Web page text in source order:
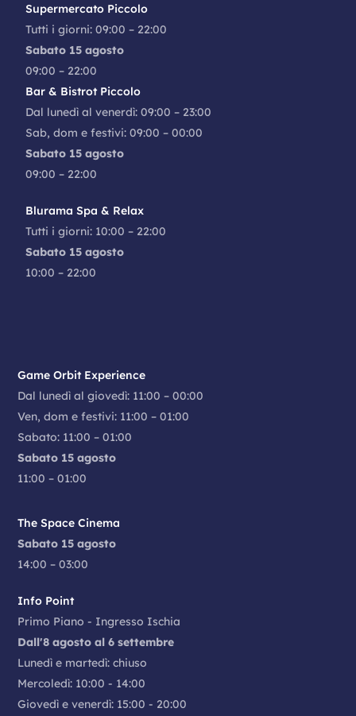
Supermercato Piccolo
Tutti i giorni: 09:00 – 22:00
Sabato 15 agosto
09:00 – 22:00
Bar & Bistrot Piccolo
Dal lunedì al venerdì: 09:00 – 23:00
Sab, dom e festivi: 09:00 – 00:00
Sabato 15 agosto
09:00 – 22:00
Blurama Spa & Relax
Tutti i giorni: 10:00 – 22:00
Sabato 15 agosto
10:00 – 22:00
Game Orbit Experience
Dal lunedì al giovedì: 11:00 – 00:00
Ven, dom e festivi: 11:00 – 01:00
Sabato: 11:00 – 01:00
Sabato 15 agosto
11:00 – 01:00
The Space Cinema
Sabato 15 agosto
14:00 – 03:00
Info Point
Primo Piano - Ingresso Ischia
Dall'8 agosto al 6 settembre
Lunedì e martedì: chiuso
Mercoledì: 10:00 - 14:00
Giovedì e venerdì: 15:00 - 20:00